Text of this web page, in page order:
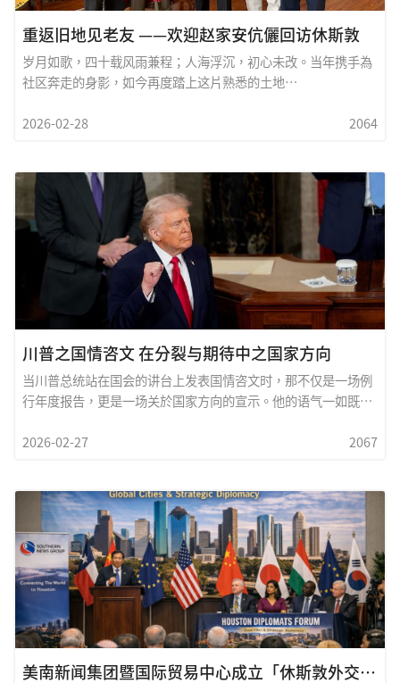
重返旧地见老友 ——欢迎赵家安伉儷回访休斯敦
岁月如歌，四十载风雨兼程；人海浮沉，初心未改。当年携手為
社区奔走的身影，如今再度踏上这片熟悉的土地
事业的拓荒者之一，曾在草创年代，以满腔热诚推动文化交流与
重返旧地，不只是一次回访，更是一场跨越岁月的重逢。老友相
见，无需寒暄太多&mdash;&mdash;一声问候，一个拥抱，便
胜过千言万语。2月27日中午，在李宅温馨设宴，旧友新知齐聚
一堂。那不只是午餐会，而是一段歷史的延续，一份情谊的见
证。或许有人白髮添霜，或许步履较往昔从容，但彼此心中的那
份热血，仍旧如初。回首往事，是奋斗的岁月；放眼未来，是希
望的传承。
2026-02-28 2064
川普之国情咨文 在分裂与期待中之国家方向
当川普总统站在国会的讲台上发表国情咨文时，那不仅是一场例
行年度报告，更是一场关於国家方向的宣示。他的语气一如既往
先」。一、经济：以强势政策重塑產业结构川普在演说中强调製
的能源与国际贸易重镇而言，这样的政策带来的是实质机会
&mdash;&mdash;石油、天然气、出口贸易与基础建设都可能
成為经济成长引擎。然而，市场同时关注关税与贸易摩擦是否再
度升温，企业界期待稳定与明确的长期政策环境。二、移民与边
境：国家安全的强硬立场边境安全依然是川普国情咨文的重心。
他主张强化执法、限制非法移民，并将此与国家安全、经济保护
连结。支持者认為这是保护国家主权与工作机会；反对者则忧虑
社会撕裂与族群紧张。在华人社区与移民家庭中，
2026-02-27 2067
美南新闻集团暨国际贸易中心成立「休斯敦外交官论坛」之重大意义